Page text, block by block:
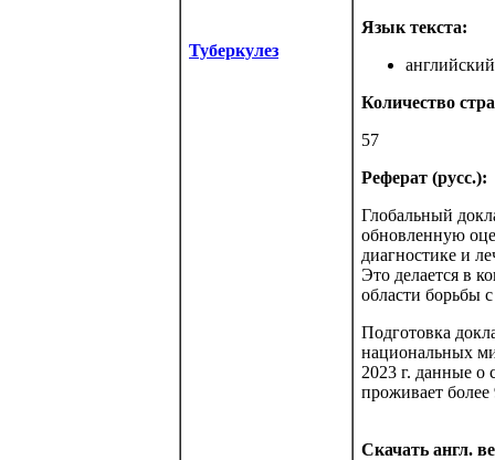
Туберкулез
Язык текста:
Количество
57
Реферат (русс.):
Глобальный
обновленную
диагностике и
Это делается в
области борьбы
Подготовка
национальных
2023 г. данные о
проживает
Скачать англ.